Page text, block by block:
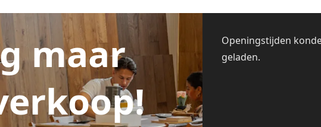
maar
Openingstijden
geladen.